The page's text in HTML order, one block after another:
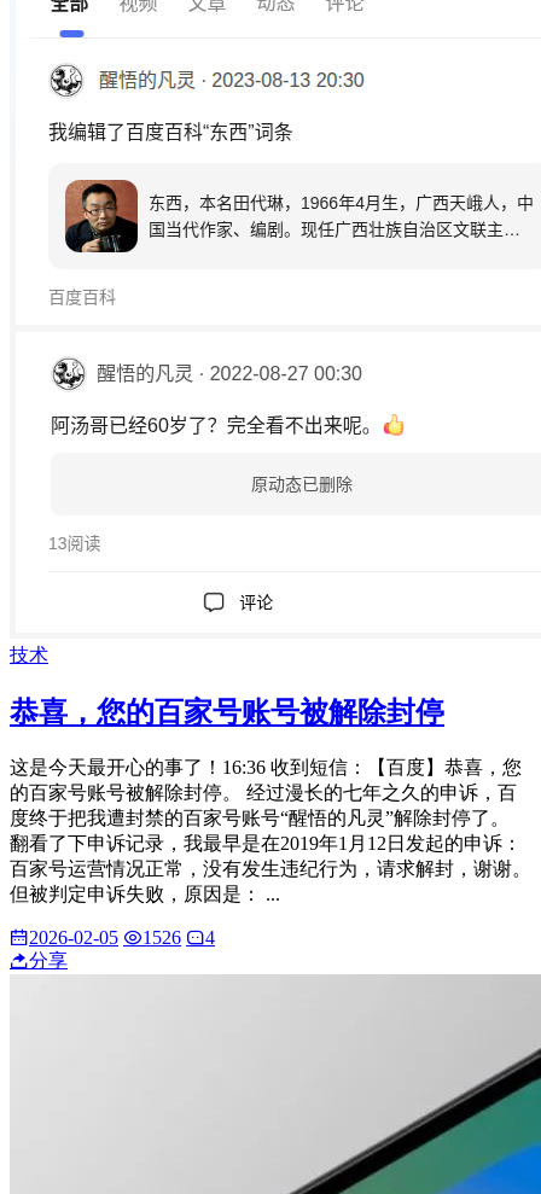
技术
恭喜，您的百家号账号被解除封停
这是今天最开心的事了！16:36 收到短信：【百度】恭喜，您
的百家号账号被解除封停。 经过漫长的七年之久的申诉，百
度终于把我遭封禁的百家号账号“醒悟的凡灵”解除封停了。
翻看了下申诉记录，我最早是在2019年1月12日发起的申诉：
百家号运营情况正常，没有发生违纪行为，请求解封，谢谢。
但被判定申诉失败，原因是： ...
2026-02-05 1526
4
分享